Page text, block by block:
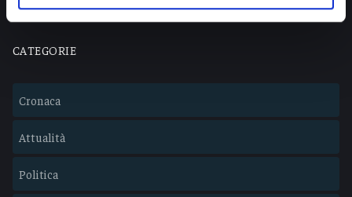
CATEGORIE
Cronaca
Attualità
Politica